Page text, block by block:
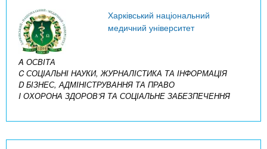
Харківський національний
медичний університет
A ОСВІТА
C СОЦІАЛЬНІ НАУКИ, ЖУРНАЛІСТИКА ТА ІНФОРМАЦІЯ
D БІЗНЕС, АДМІНІСТРУВАННЯ ТА ПРАВО
I ОХОРОНА ЗДОРОВ’Я ТА СОЦІАЛЬНЕ ЗАБЕЗПЕЧЕННЯ